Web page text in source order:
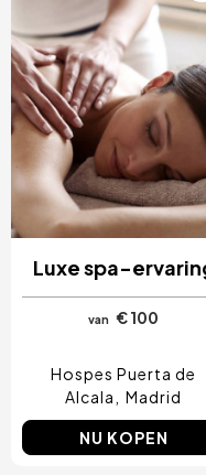
Luxe spa-
van € 100
Hospes Puerta de
Alcala
Madrid
NU KOPEN